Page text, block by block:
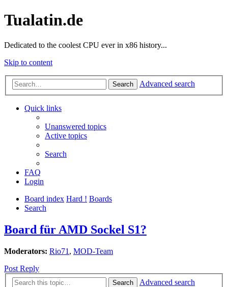
Tualatin.de
Dedicated to the coolest CPU ever in x86 history...
Skip to content
Search Advanced search
Quick links
Unanswered topics
Active topics
Search
FAQ
Login
Board index Hard ! Boards
Search
Board für AMD Sockel S1?
Moderators: Rio71 , MOD-Team
Post Reply
Search
Advanced search